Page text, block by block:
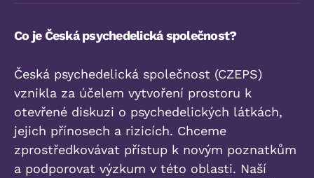
Co je Česká psychedelická společnost?
Česká psychedelická společnost (CZEPS)
vznikla za účelem vytvoření prostoru k
otevřené diskuzi o psychedelických látkách,
jejich přínosech a rizicích. Chceme
zprostředkovávat přístup k novým poznatkům
a podporovat výzkum v této oblasti. Naší